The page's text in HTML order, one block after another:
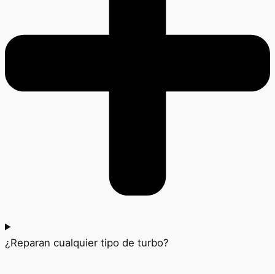
¿Reparan cualquier tipo de turbo?